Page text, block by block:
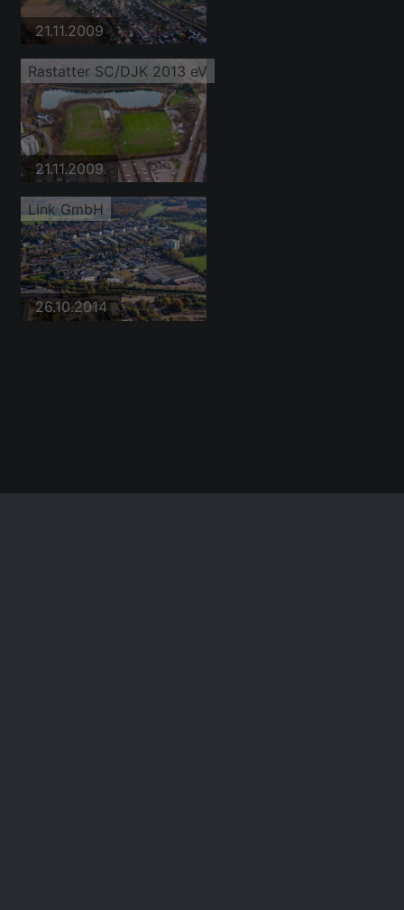
21.11.2009
Rastatter SC/DJK 2013 eV
21.11.2009
Link GmbH
26.10.2014